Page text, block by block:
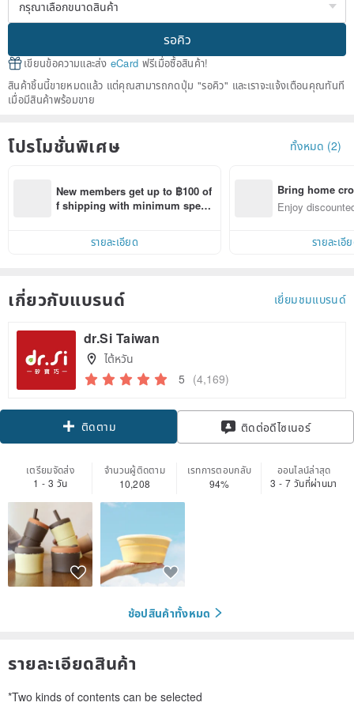
รอคิว
เขียนข้อความและส่ง eCard ฟรีเมื่อซื้อสินค้า!
สินค้าชิ้นนี้ขายหมดแล้ว แต่คุณสามารถกดปุ่ม "รอคิว" และเราจะแจ้งเตือนคุณทันที
เมื่อมีสินค้าพร้อมขาย
โปรโมชั่นพิเศษ ทั้งหมด (2)
New members get up to ฿100 of
f shipping with minimum spen
within 7 days!
รายละเอียด
Bring home
n with ease
Enjoy
รายละเอี
เกี่ยวกับแบรนด์ เยี่ยมชมแบรนด์
dr.Si Taiwan
ไต้หวัน
5 (4,169)
ติดตาม ติดต่อดีไซเนอร์
เตรียมจัดส่ง
1 - 3 วัน
จำนวนผู้ติดตาม
10,208
เรทการตอบกลับ
94%
ออนไลน์ล่าสุด
3 - 7 วันที่ผ่านมา
ช้อปสินค้าทั้งหมด
รายละเอียดสินค้า
*Two kinds of contents can be selected